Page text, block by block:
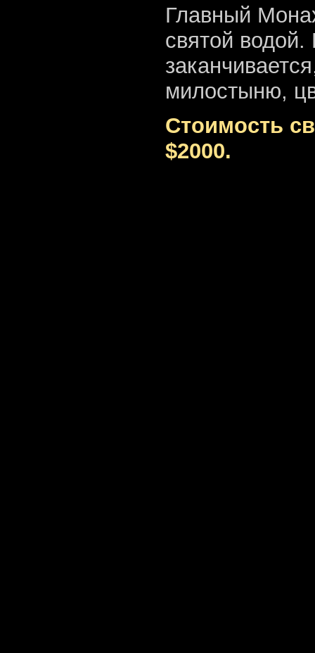
Главный
святой
милостыню,
Стоимость
$2000.